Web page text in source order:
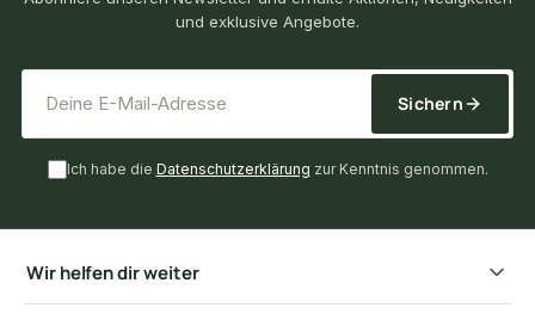
und exklusive Angebote.
Sichern
Ich habe die Datenschutzerklärung zur Kenntnis genommen.
Wir helfen dir weiter